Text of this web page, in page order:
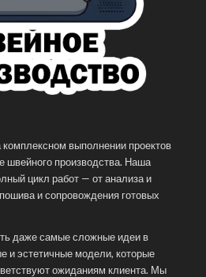
выполнении проектов
швейного производства. Наша
цикл работ — от анализа и
и сопровождения готовых
даже самые сложные идеи в
и эстетичные модели, которые
ожиданиям клиента. Мы